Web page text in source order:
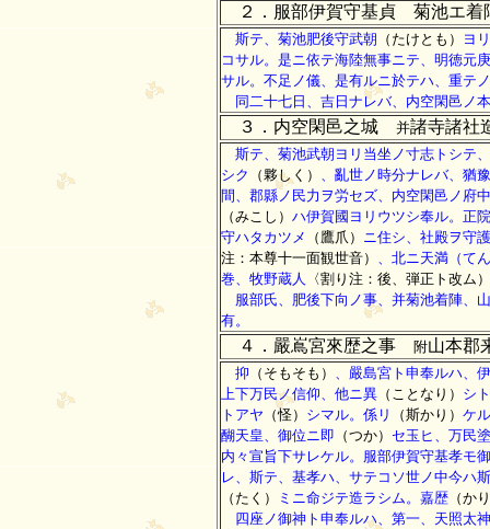
２．服部伊賀守基貞 菊池エ着
斯テ、菊池肥後守武朝 （たけとも）
ヨ
コサル。是ニ依テ海陸無事ニテ、明徳元
サル。不足ノ儀、是有ルニ於テハ、重テ
同二十七日、吉日ナレバ、内空閑邑ノ
３．内空閑邑之城 并諸寺諸社
斯テ、菊池武朝ヨリ当坐ノ寸志トシテ
シク
（夥しく）
、亂世ノ時分ナレバ、猶
間、郡縣ノ民力ヲ労セズ、内空閑邑ノ府
（みこし） ハ伊賀國ヨリウツシ奉ル。正
守ハタカツメ
（鷹爪）
ニ住シ、社殿ヲ守
注：本尊十一面観世音）
、北ニ天満（て
巻、牧野蔵人
〈割り注：後、弾正ト改ム）
服部氏、肥後下向ノ事、并菊池着陣、
有。
４．嚴嶌宮來歴之事 附山本郡
抑 （そもそも）
、嚴島宮ト申奉ルハ、
上下万民ノ信仰、他ニ異 （ことなり） シ
トアヤ （怪） シマル。係リ （斯かり） ケ
醐天皇、御位ニ即 （つか） セ玉ヒ、万民
内々宣旨下サレケル。服部伊賀守基孝モ
レ、斯テ、基孝ハ、サテコソ世ノ中今ハ
（たく）
ミニ命ジテ造ラシム。嘉歴 （か
四座ノ御神ト申奉ルハ、第一、天照太